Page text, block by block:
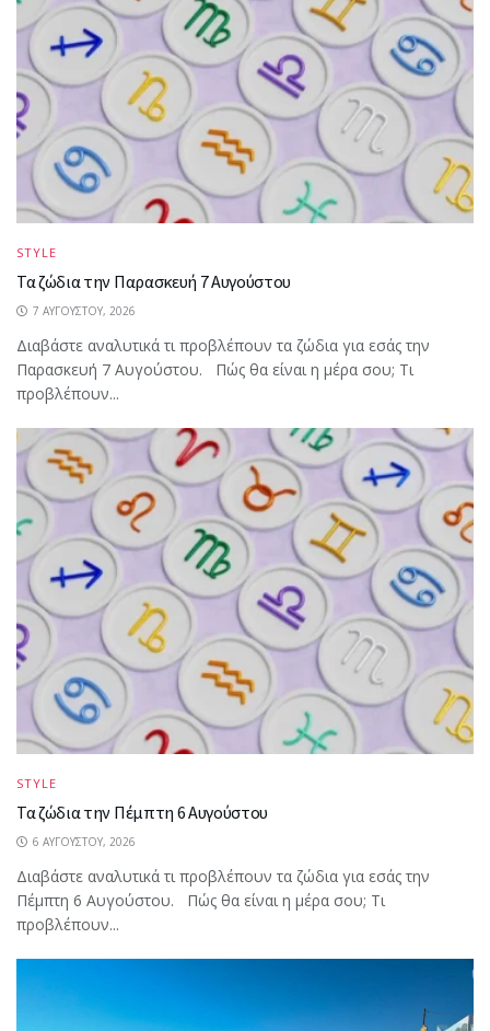
STYLE
Τα ζώδια την Παρασκευή 7 Αυγούστου
7 ΑΥΓΟΎΣΤΟΥ, 2026
Διαβάστε αναλυτικά τι προβλέπουν τα ζώδια για εσάς την
Παρασκευή 7 Αυγούστου. Πώς θα είναι η μέρα σου; Τι
προβλέπουν...
STYLE
Τα ζώδια την Πέμπτη 6 Αυγούστου
6 ΑΥΓΟΎΣΤΟΥ, 2026
Διαβάστε αναλυτικά τι προβλέπουν τα ζώδια για εσάς την
Πέμπτη 6 Αυγούστου. Πώς θα είναι η μέρα σου; Τι
προβλέπουν...